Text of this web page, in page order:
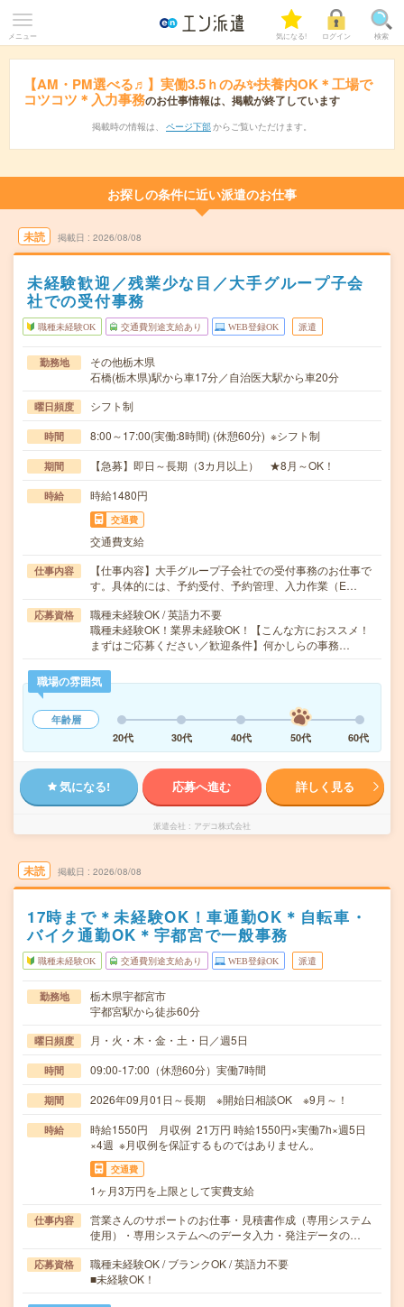
メニュー 気になる! ログイン 検索
【AM・PM選べる♬】実働3.5ｈのみ✨扶養内OK＊工場で
コツコツ＊入力事務のお仕事情報は、掲載が終了しています
掲載時の情報は、 ページ下部 からご覧いただけます。
お探しの条件に近い派遣のお仕事
未読 掲載日 2026/08/08
未経験歓迎／残業少な目／大手グループ子会
社での受付事務
職種未経験OK 交通費別途支給あり WEB登録OK 派遣
勤務地
その他栃木県
石橋(栃木県)駅から車17分／自治医大駅から車20分
曜日頻度 シフト制
時間 8:00～17:00(実働:8時間) (休憩60分) ※シフト制
期間 【急募】即日～長期（3カ月以上） ★8月～OK！
時給 時給1480円
交通費
交通費支給
仕事内容
【仕事内容】大手グループ子会社での受付事務のお仕事で
す。具体的には、予約受付、予約管理、入力作業（E…
応募資格
職種未経験OK / 英語力不要
職種未経験OK！業界未経験OK！【こんな方におススメ！
まずはご応募ください／歓迎条件】何かしらの事務…
職場の雰囲気
年齢層
20代
30代 40代 50代 60代
気になる! 応募へ進む 詳しく見る
派遣会社 アデコ株式会社
未読 掲載日 2026/08/08
17時まで＊未経験OK！車通勤OK＊自転車・
バイク通勤OK＊宇都宮で一般事務
職種未経験OK 交通費別途支給あり WEB登録OK 派遣
勤務地
栃木県宇都宮市
宇都宮駅から徒歩60分
曜日頻度 月・火・木・金・土・日／週5日
時間 09:00-17:00（休憩60分）実働7時間
期間 2026年09月01日～長期 ※開始日相談OK ※9月～！
時給
時給1550円 月収例 21万円 時給1550円×実働7h×週5日
×4週 ※月収例を保証するものではありません。
交通費
1ヶ月3万円を上限として実費支給
仕事内容
営業さんのサポートのお仕事・見積書作成（専用システム
使用）・専用システムへのデータ入力・発注データの…
応募資格
職種未経験OK / ブランクOK / 英語力不要
■未経験OK！